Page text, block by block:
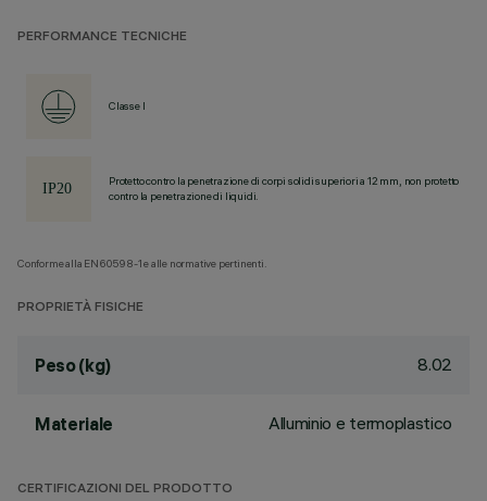
PERFORMANCE TECNICHE
Classe I
Protetto contro la penetrazione di corpi solidi superiori a 12 mm, non protetto
contro la penetrazione di liquidi.
Conforme alla EN60598-1 e alle normative pertinenti.
PROPRIETÀ FISICHE
Peso (kg) 8.02
Materiale Alluminio e termoplastico
CERTIFICAZIONI DEL PRODOTTO